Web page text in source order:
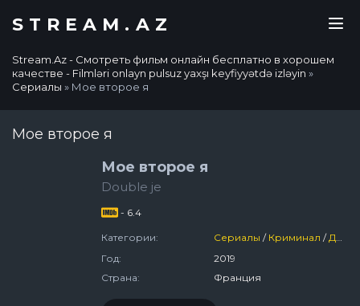
STREAM.AZ
Stream.Az - Смотреть фильм онлайн бесплатно в хорошем
качестве - Filmləri onlayn pulsuz yaxşı keyfiyyətdə izləyin »
Сериалы » Мое второе я
Мое второе я
Мое второе я
Double je
- 6.4
Категории: Сериалы / Криминал /Детектив
Год:
2019
Страна:
Франция